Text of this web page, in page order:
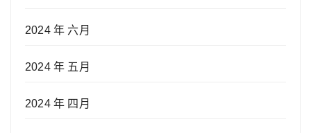
2024 年 六月
2024 年 五月
2024 年 四月